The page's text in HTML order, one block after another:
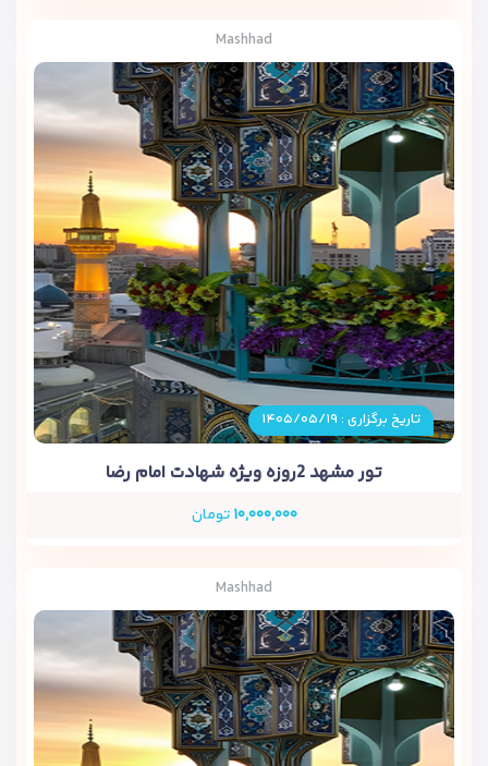
Mashhad
تاریخ برگزاری : ۱۴۰۵/۰۵/۱۹
تور مشهد 2روزه ویژه شهادت امام رضا
۱۰,۰۰۰,۰۰۰تومان
Mashhad